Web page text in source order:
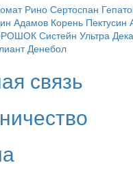
РиноСертоспан
Адамов Корень Пектусин
Систейн Ультра
Денебол
связь